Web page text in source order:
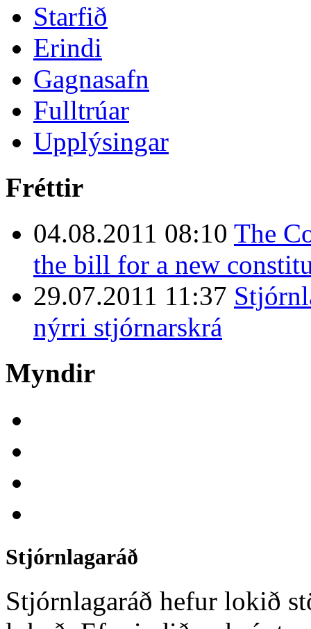
Starfið
Erindi
Gagnasafn
Fulltrúar
Upplýsingar
Fréttir
04.08.2011 08:10 The
the bill for a new
29.07.2011 11:37
nýrri stjórnarskrá
Myndir
Stjórnlagaráð
Stjórnlagaráð hefur lokið